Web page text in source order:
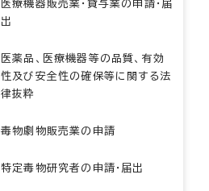
医療機器販売業・貸与業の申請・届
出
医薬品、医療機器等の品質、有効
性及び安全性の確保等に関する法
律抜粋
毒物劇物販売業の申請
特定毒物研究者の申請・届出